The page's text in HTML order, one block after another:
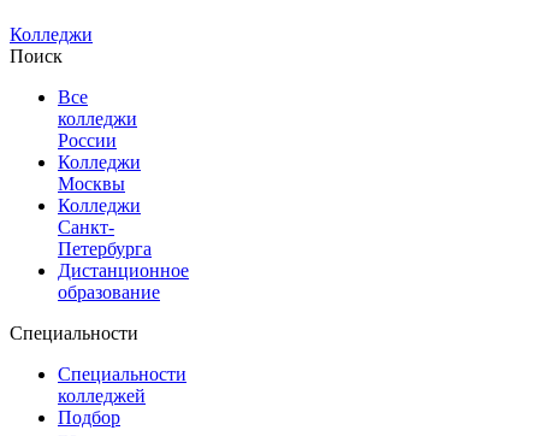
Колледжи
Поиск
Все
колледжи
России
Колледжи
Москвы
Колледжи
Санкт-
Петербурга
Дистанционное
образование
Специальности
Специальности
колледжей
Подбор